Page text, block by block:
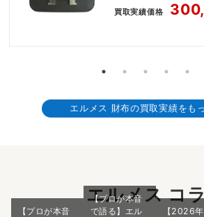
買取実績価格
エルメス 財布の買取実績をも
エルメス コ
【プロが本音
【プロが本音
で語る】エル
【2026